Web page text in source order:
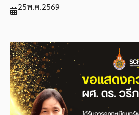
25พ.ค.2569